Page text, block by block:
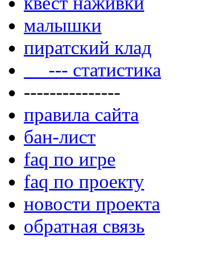
малышки
пиратский клад
--- статистика
---------------
правила сайта
бан-лист
faq по игре
faq по проекту
новости проекта
обратная связь